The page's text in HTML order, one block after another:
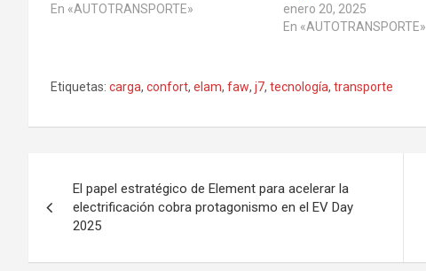
En «AUTOTRANSPORTE»
enero 20, 2025
En «AUTOTRANSPORTE»
Etiquetas: carga, confort, elam, faw, j7, tecnología, transporte
de
El papel estratégico de Element para acelerar la
electrificación cobra protagonismo en el EV Day
2025